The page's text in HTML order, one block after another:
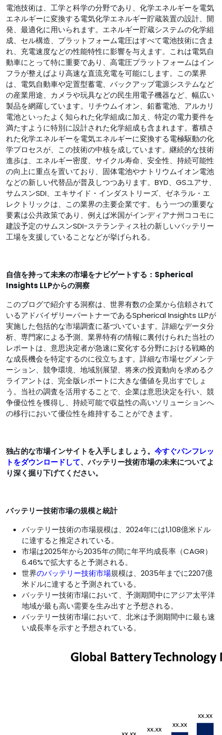
電池技術は、工学と科学の分野であり、化学エネルギーを電気
エネルギーに変換する電気化学エネルギー貯蔵装置の設計、開
発、最適化に用いられます。エネルギー貯蔵システムの化学組
成、セル構造、プラットフォーム電圧はすべて電池技術に含ま
れ、充電速度などの性能特性に影響を与えます。これは電気自
動車にとって特に重要であり、高電圧プラットフォームはイン
フラが整えばより高速な直流充電を可能にします。この業界
は、電気自動車や定置型蓄電、バックアップ電源システムなど
の産業用途、カメラや玩具などの民生用電子機器など、幅広い
製品を網羅しています。リチウムイオン、鉛蓄電池、アルカリ
電池といったよく知られた化学組成に加え、特定の電力要件を
満たすように特別に設計された化学組成も含まれます。蓄積さ
れた化学エネルギーを電気エネルギーに変換する電極駆動の化
学プロセスが、この技術の中核を成しています。継続的な技術
進歩は、エネルギー密度、サイクル寿命、安全性、持続可能性
の向上に重点を置いており、固体電池やナトリウムイオン電池
などの新しい代替品が普及しつつあります。BYD、GSユアサ、
サムスンSDI、エキサイド・インダストリーズ、ゼネラル・エ
レクトリックは、この業界の主要企業です。もう一つの重要な
要素は公共政策であり、例えば米国がインディアナ州ココモに
建設予定のサムスンSDI-ステランティス社の新しいバッテリー
工場を支援していることなどが挙げられる。
自信を持って未来の市場をナビゲートする：Spherical
Insights LLPからの洞察
このブログで紹介する洞察は、世界有数の企業から信頼されて
いるアドバイザリーパートナーであるSpherical Insights LLPが
実施した包括的な市場調査に基づいています。詳細なデータ分
析、専門家による予測、業界特有の情報に裏付けられた当社の
レポートは、意思決定者が急速に変化する分野における戦略的
な成長機会を特定するのに役立ちます。詳細な市場セグメンテ
ーション、競争環境、地域別展望、将来の投資動向を求めるク
ライアントは、完全版レポートに大きな価値を見出すでしょ
う。当社の調査を活用することで、企業は意思決定を行い、競
争優位性を獲得し、持続可能で収益性の高いソリューションへ
の移行において優位性を維持することができます。
独占的な市場インサイトを入手しましょう。 今すぐパンフレッ
トをダウンロードして、バッテリー技術市場の未来についてよ
り深く掘り下げてください。
バッテリー技術市場の規模と統計
バッテリー技術の市場規模は、2024年には1,108億米ドル
に達すると推定されている。
市場は2025年から2035年の間に年平均成長率（CAGR）
6.46%で拡大すると予測される。
世界のバッテリー技術市場規模は、2035年までに2207億
米ドルに達すると予測されている。
バッテリー技術市場において、予測期間中にアジア太平洋
地域が最も高い需要を生み出すと予想される。
バッテリー技術市場において、北米は予測期間中に最も速
い成長率を示すと予想されている。